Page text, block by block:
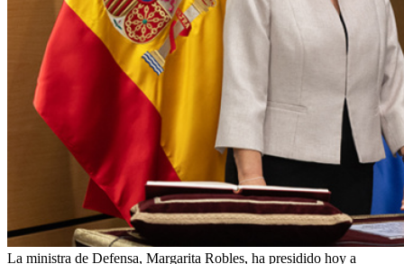
La ministra de Defensa, Margarita Robles, ha presidido hoy a